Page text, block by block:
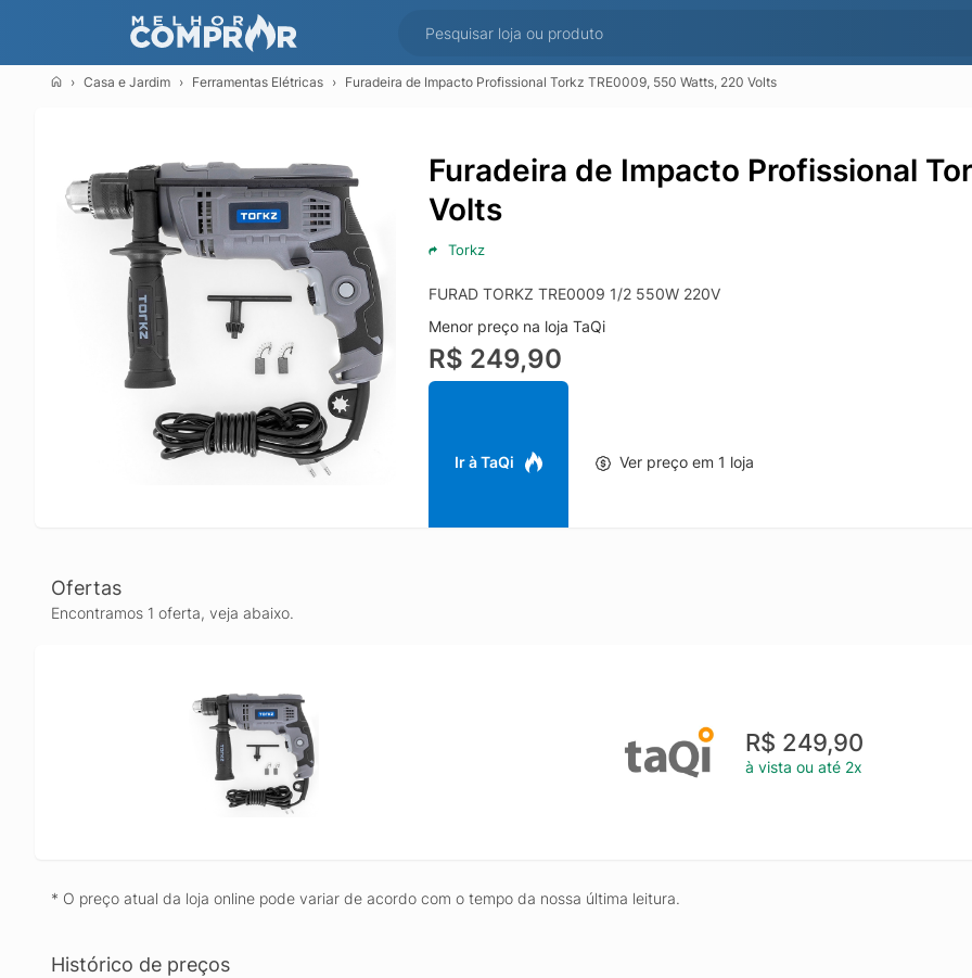
Casa e Jardim Ferramentas Elétricas Furadeira de Impacto Profissional Torkz TRE0009, 550 Watts, 220 Volts
Furadeira de Impacto Profissional
Volts
Torkz
FURAD TORKZ TRE0009 1/2 550W 220V
Menor preço na loja TaQi
R$ 249,90
Ir à TaQi Ver preço em 1 loja
Ofertas
Encontramos 1 oferta, veja abaixo.
R$ 249,90
à vista ou até 2x
* O preço atual da loja online pode variar de acordo com o tempo da nossa última leitura.
Histórico de preços